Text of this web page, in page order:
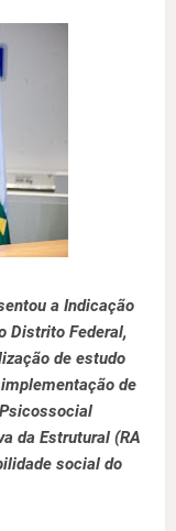
a Indicação
Distrito Federal,
de estudo
de
da Estrutural (RA
social do